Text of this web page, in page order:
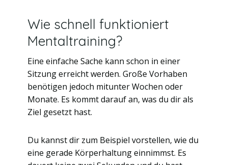
Wie schnell funktioniert
Mentaltraining?
Eine einfache Sache kann schon in einer
Sitzung erreicht werden. Große Vorhaben
benötigen jedoch mitunter Wochen oder
Monate. Es kommt darauf an, was du dir als
Ziel gesetzt hast.
Du kannst dir zum Beispiel vorstellen, wie du
eine gerade Körperhaltung einnimmst. Es